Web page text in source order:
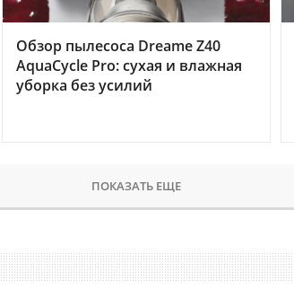
Обзор пылесоса Dreame Z40
AquaCycle Pro: сухая и влажная
уборка без усилий
ПОКАЗАТЬ ЕЩЕ